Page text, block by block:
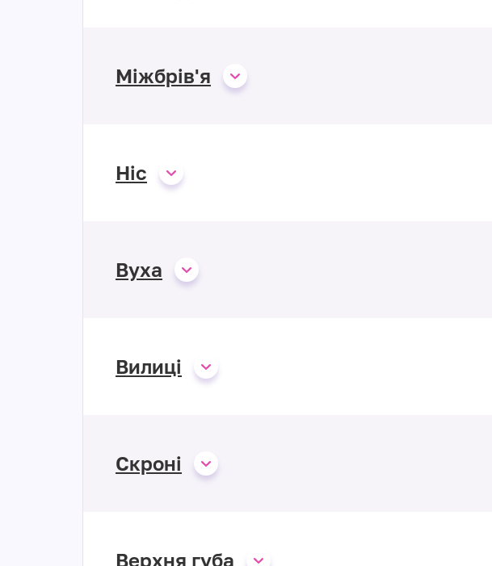
Міжбрів'я
Ніс
Вуха
Вилиці
Скроні
Верхня губа